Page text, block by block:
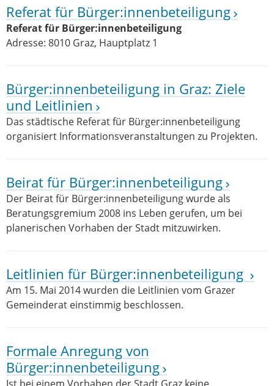
Referat für Bürger:innenbeteiligung
Referat für Bürger:innenbeteiligung
Adresse: 8010 Graz, Hauptplatz 1
Bürger:innenbeteiligung in Graz: Ziele
und Leitlinien
Das städtische Referat für Bürger:innenbeteiligung
organisiert Informationsveranstaltungen zu Projekten.
Beirat für Bürger:innenbeteiligung
Der Beirat für Bürger:innenbeteiligung wurde als
Beratungsgremium 2008 ins Leben gerufen, um bei
planerischen Vorhaben der Stadt mitzuwirken.
Leitlinien für Bürger:innenbeteiligung
Am 15. Mai 2014 wurden die Leitlinien vom Grazer
Gemeinderat einstimmig beschlossen.
Formale Anregung von
Bürger:innenbeteiligung